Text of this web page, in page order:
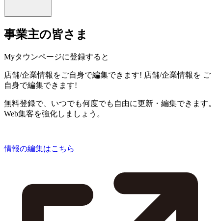
事業主の皆さま
Myタウンページに登録すると
店舗/企業情報をご自身で編集できます! 店舗/企業情報を ご
自身で編集できます!
無料登録で、いつでも何度でも自由に更新・編集できます。
Web集客を強化しましょう。
情報の編集はこちら